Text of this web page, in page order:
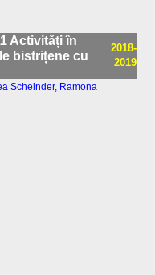
Activități în
bistrițene cu
2018-
2019
Scheinder, Ramona